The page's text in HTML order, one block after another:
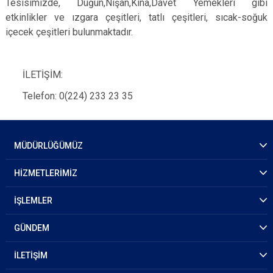
Tesisimizde, Düğün,Nişan,Kına,Davet Yemekleri gibi
etkinlikler ve ızgara çeşitleri, tatlı çeşitleri, sıcak-soğuk
içecek çeşitleri bulunmaktadır.
İLETİŞİM:
Telefon: 0(224) 233 23 35
MÜDÜRLÜĞÜMÜZ
HİZMETLERİMİZ
İŞLEMLER
GÜNDEM
İLETİŞİM